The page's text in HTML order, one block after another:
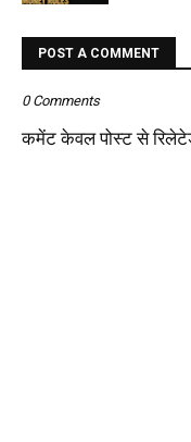
POST A COMMENT
0 Comments
कमेंट केवल पोस्ट से